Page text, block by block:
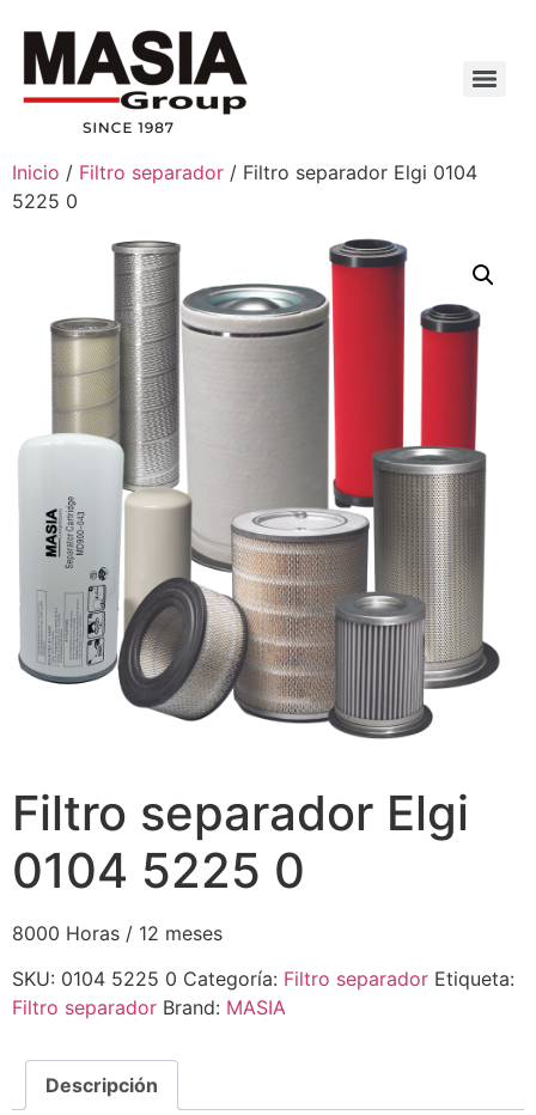
Inicio / Filtro separador / Filtro separador Elgi 0104
5225 0
Filtro separador Elgi
0104 5225 0
8000 Horas / 12 meses
SKU: 0104 5225 0 Categoría: Filtro separador Etiqueta:
Filtro separador Brand: MASIA
Descripción